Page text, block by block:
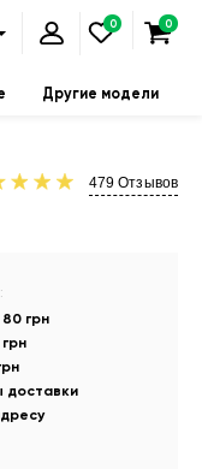
Другие модели
479 Отзывов
грн
доставки